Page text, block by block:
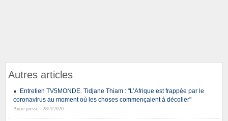
Autres articles
Entretien TV5MONDE. Tidjane Thiam : "L’Afrique est frappée par le
coronavirus au moment où les choses commençaient à décoller"
Autre presse - 28/4/2020